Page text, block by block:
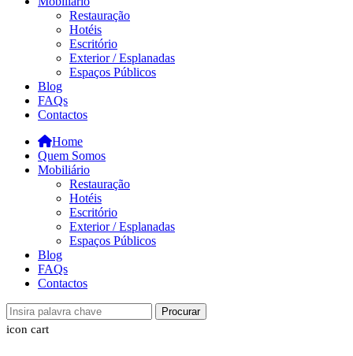
Restauração
Hotéis
Escritório
Exterior / Esplanadas
Espaços Públicos
Blog
FAQs
Contactos
Home
Quem Somos
Mobiliário
Restauração
Hotéis
Escritório
Exterior / Esplanadas
Espaços Públicos
Blog
FAQs
Contactos
Procurar
icon cart